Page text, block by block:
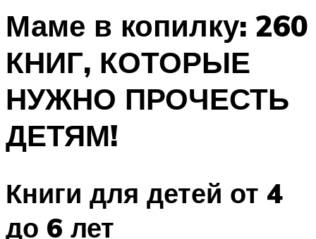
Маме в копилку: 260
КНИГ, КОТОРЫЕ
НУЖНО ПРОЧЕСТЬ
ДЕТЯМ!
Книги для детей от 4
до 6 лет